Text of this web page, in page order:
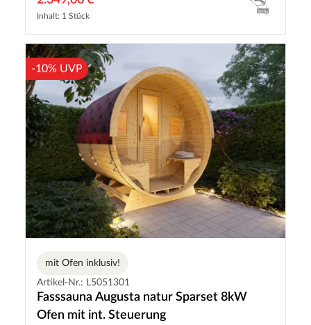
Inhalt: 1 Stück
-10% UVP
mit Ofen inklusiv!
Artikel-Nr.: L5051301
Fasssauna Augusta natur Sparset 8kW
Ofen mit int. Steuerung